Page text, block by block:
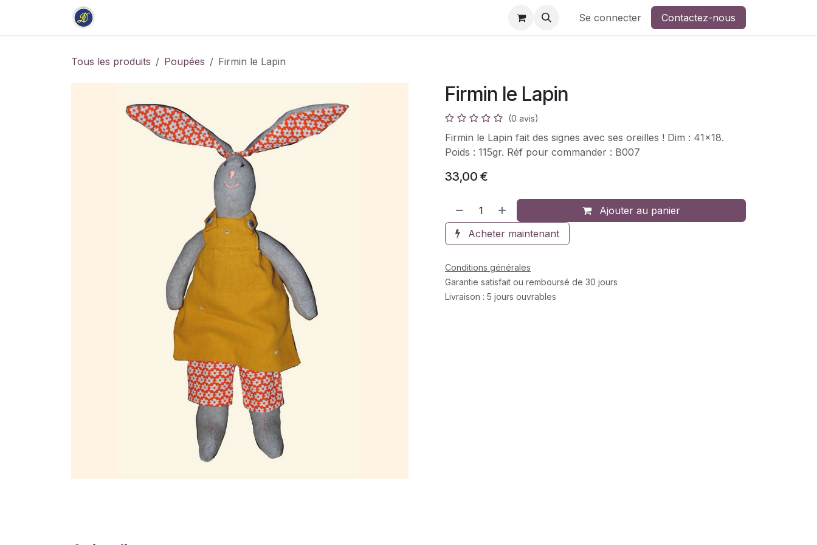
Se rendre au contenu
Fichiers de broderie
Se connecter Contactez-nous
Tous les produits Poupées Firmin le Lapin
Firmin le Lapin
(0 avis)
Firmin le Lapin fait des signes avec ses oreilles ! Dim : 41x18.
Poids : 115gr. Réf pour commander : B007
33,00 €
Ajouter au panier
Acheter maintenant
Conditions générales
Garantie satisfait ou remboursé de 30 jours
Livraison : 5 jours ouvrables